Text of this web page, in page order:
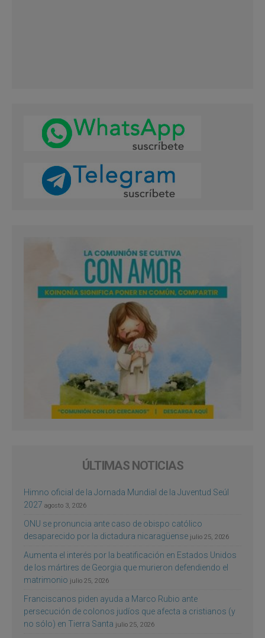
ÚLTIMAS NOTICIAS
Himno oficial de la Jornada Mundial de la Juventud Seúl
2027 agosto 3, 2026
ONU se pronuncia ante caso de obispo católico
desaparecido por la dictadura nicaragüense julio 25, 2026
Aumenta el interés por la beatificación en Estados Unidos
de los mártires de Georgia que murieron defendiendo el
matrimonio julio 25, 2026
Franciscanos piden ayuda a Marco Rubio ante
persecución de colonos judíos que afecta a cristianos (y
no sólo) en Tierra Santa julio 25, 2026